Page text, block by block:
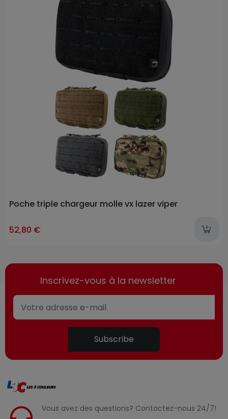
Poche triple chargeur molle vx lazer viper
52,80 €
Inscrivez-vous à la newsletter
Subscribe
Vous avez des questions? Contactez-nous 24/7!